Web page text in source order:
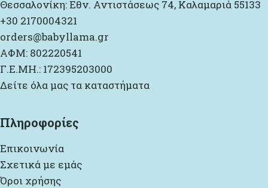
Θεσσαλονίκη: Εθν. Αντιστάσεως 74, Καλαμαριά 55133
+30 2170004321
orders@babyllama.gr
ΑΦΜ: 802220541
Γ.Ε.ΜΗ.: 172395203000
Δείτε όλα μας τα καταστήματα
Πληροφορίες
Επικοινωνία
Σχετικά με εμάς
Όροι χρήσης